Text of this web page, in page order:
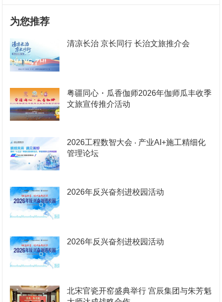
为您推荐
清凉长治 京长同行 长治文旅推介会
粤疆同心・瓜香伽师2026年伽师瓜丰收季
文旅宣传推介活动
2026工程数智大会 ‧ 产业AI+施工精细化
管理论坛
2026年反兴奋剂进校园活动
2026年反兴奋剂进校园活动
北宋官瓷开窑盛典举行 宫辰集团与朱芳魁